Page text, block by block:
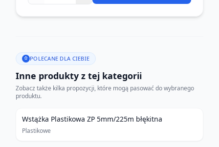
POLECANE DLA CIEBIE
Inne produkty z tej kategorii
Zobacz także kilka propozycji, które mogą pasować do wybranego
produktu.
Wstążka Plastikowa ZP 5mm/225m błękitna
Plastikowe